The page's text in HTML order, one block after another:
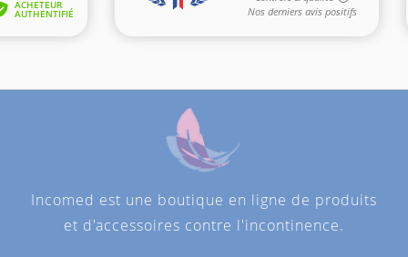
Incomed est une boutique en ligne de produits
et d'accessoires contre l'incontinence.